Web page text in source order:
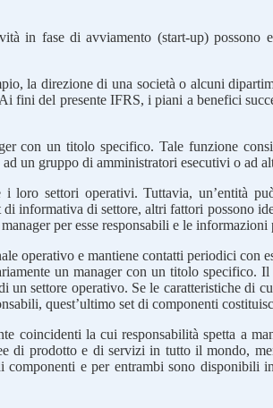
in fase di avviamento (start-up) possono
la direzione di una società o alcuni
fini del presente IFRS, i piani a benefici
con un titolo specifico. Tale funzione
ad un gruppo di amministratori esecutivi o ad
settori operativi. Tuttavia, un’entità
informativa di settore, altri fattori possono
per esse responsabili e le
operativo e mantiene contatti periodici con
un manager con un titolo specifico.
settore operativo. Se le caratteristiche di
quest’ultimo set di componenti
coincidenti la cui responsabilità spetta a
di prodotto e di servizi in tutto il mondo,
e per entrambi sono disponibili